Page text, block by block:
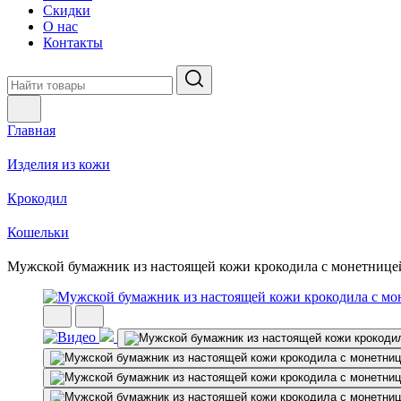
Скидки
О нас
Контакты
Главная
Изделия из кожи
Крокодил
Кошельки
Мужской бумажник из настоящей кожи крокодила с